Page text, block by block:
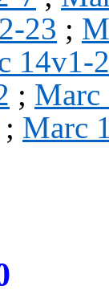
23 ;
14v1-2
; Marc
; Marc